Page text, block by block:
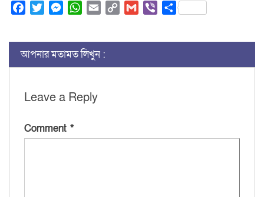
FacebookTwitterMessenger
WhatsApp
Email Copy
Gmail ViberShare
আপনার মতামত লিখুন :
Leave a Reply
Comment *